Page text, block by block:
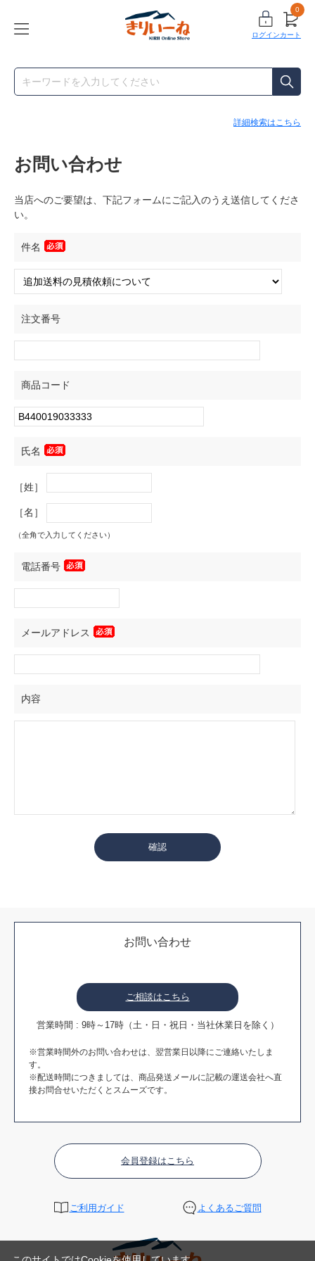
ログイン
0
カート
詳細検索はこちら
お問い合わせ
当店へのご要望は、下記フォームにご記入のうえ送信してくださ
い。
件名
注文番号
商品コード
氏名
［姓］
［名］
（全角で入力してください）
電話番号
メールアドレス
内容
お問い合わせ
ご相談はこちら
営業時間 : 9時～17時（土・日・祝日・当社休業日を除く）
※営業時間外のお問い合わせは、翌営業日以降にご連絡いたしま
す。
※配送時間につきましては、商品発送メールに記載の運送会社へ直
接お問合せいただくとスムーズです。
会員登録はこちら
ご利用ガイド よくあるご質問